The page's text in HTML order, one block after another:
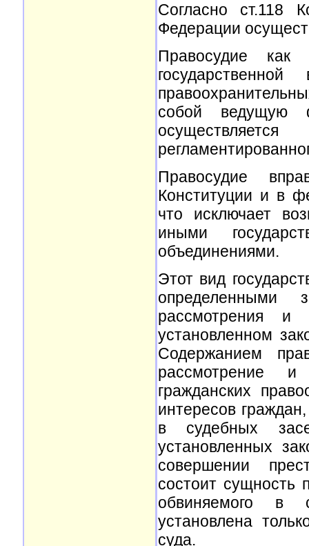
Согласно ст.118
Федерации
Правосудие как
собой ведущую
Правосудие
Конституции и в
что исключает
иными
объединениями.
Этот вид
рассмотрения
установленном
Содержанием
рассмотрение
гражданских
интересов
в судебных
установленных
совершении
состоит сущность
обвиняемого в
установлена
суда.